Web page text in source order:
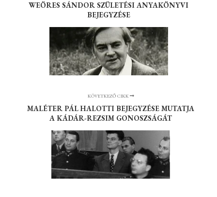
WEÖRES SÁNDOR SZÜLETÉSI ANYAKÖNYVI
BEJEGYZÉSE
KÖVETKEZŐ CIKK
MALÉTER PÁL HALOTTI BEJEGYZÉSE MUTATJA
A KÁDÁR-REZSIM GONOSZSÁGÁT